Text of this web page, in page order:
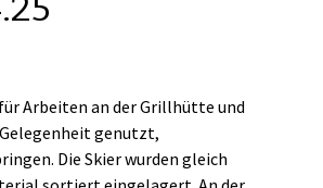
Arbeiten an der Grillhütte und
genutzt,
Die Skier wurden gleich